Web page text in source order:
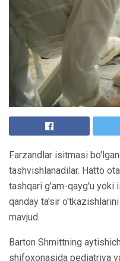
Farzandlar isitmasi
tashvishlanadilar. Hatto
tashqari g'am-qayg'u yoki
qanday ta'sir
mavjud.
Barton Shmittning
shifoxonasida pediatriya